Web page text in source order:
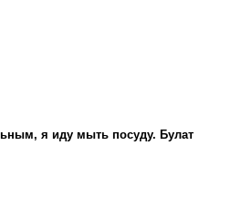
я иду мыть посуду. Булат